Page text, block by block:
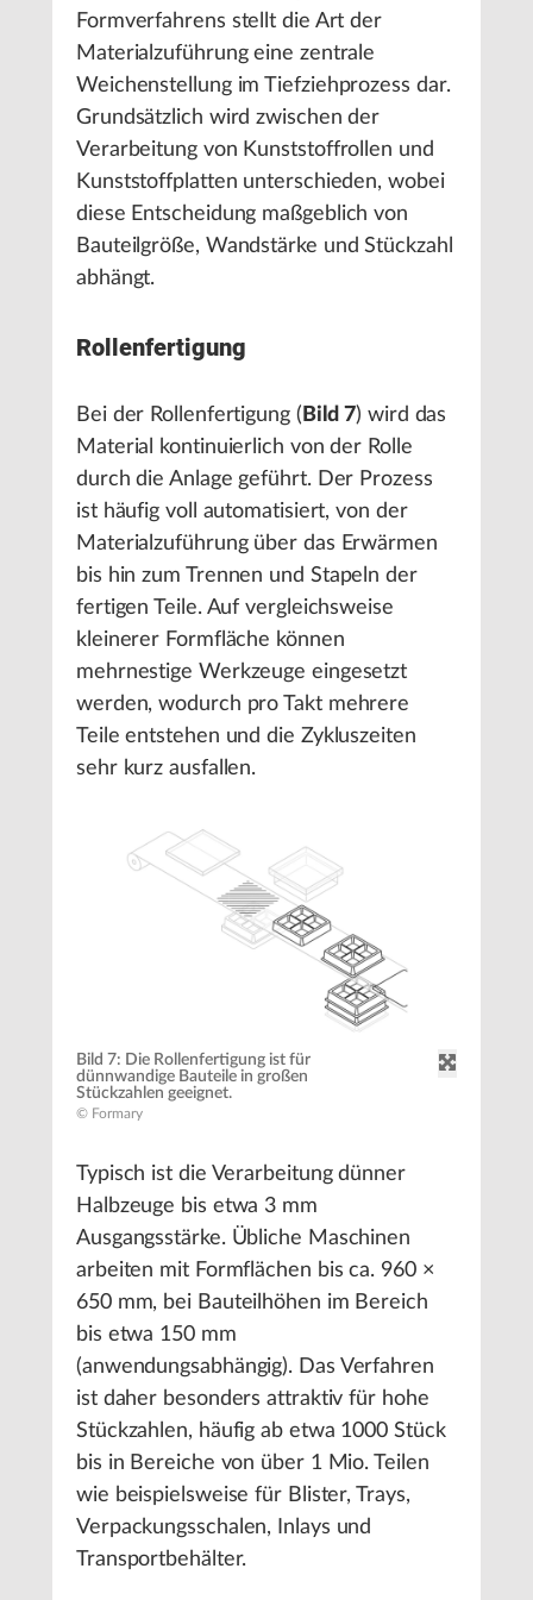
Formverfahrens stellt die Art der
Materialzuführung eine zentrale
Weichenstellung im Tiefziehprozess dar.
Grundsätzlich wird zwischen der
Verarbeitung von Kunststoffrollen und
Kunststoffplatten unterschieden, wobei
diese Entscheidung maßgeblich von
Bauteilgröße, Wandstärke und Stückzahl
abhängt.
Rollenfertigung
Bei der Rollenfertigung ( Bild 7) wird das
Material kontinuierlich von der Rolle
durch die Anlage geführt. Der Prozess
ist häufig voll automatisiert, von der
Materialzuführung über das Erwärmen
bis hin zum Trennen und Stapeln der
fertigen Teile. Auf vergleichsweise
kleinerer Formfläche können
mehrnestige Werkzeuge eingesetzt
werden, wodurch pro Takt mehrere
Teile entstehen und die Zykluszeiten
sehr kurz ausfallen.
Bild 7: Die Rollenfertigung ist für
dünnwandige Bauteile in großen
Stückzahlen geeignet.
© Formary
Typisch ist die Verarbeitung dünner
Halbzeuge bis etwa 3 mm
Ausgangsstärke. Übliche Maschinen
arbeiten mit Formflächen bis ca. 960 ×
650 mm, bei Bauteilhöhen im Bereich
bis etwa 150 mm
(anwendungsabhängig). Das Verfahren
ist daher besonders attraktiv für hohe
Stückzahlen, häufig ab etwa 1000 Stück
bis in Bereiche von über 1 Mio. Teilen
wie beispielsweise für Blister, Trays,
Verpackungsschalen, Inlays und
Transportbehälter.